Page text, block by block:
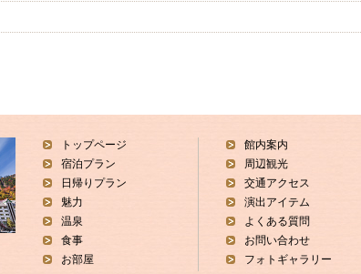
トップページ
宿泊プラン
日帰りプラン
魅力
温泉
食事
お部屋
館内案内
周辺観光
交通アクセス
演出アイテム
よくある質問
お問い合わせ
フォトギャラリー